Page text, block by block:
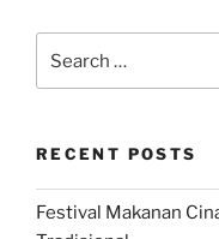
for:
RECENT POSTS
Festival Makanan